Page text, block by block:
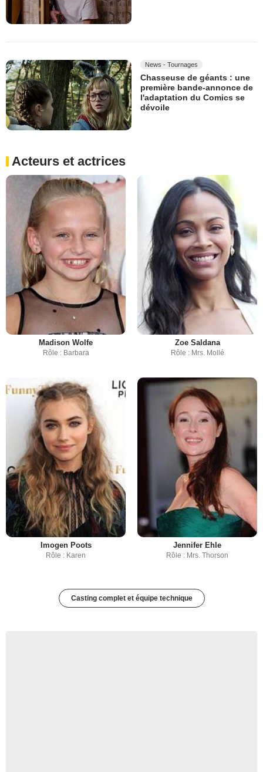
News - Tournages
Chasseuse de géants : une
première bande-annonce de
l'adaptation du Comics se
dévoile
Acteurs et actrices
Madison Wolfe
Rôle : Barbara
Zoe Saldana
Rôle : Mrs. Mollé
Imogen Poots
Rôle : Karen
Jennifer Ehle
Rôle : Mrs. Thorson
Casting complet et équipe technique